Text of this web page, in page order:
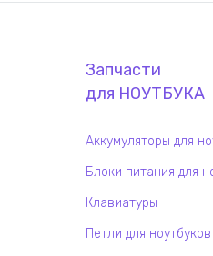
Запчасти
для НОУТБУКА
Аккумуляторы для
Блоки питания для
Клавиатуры
Петли для ноутбуков